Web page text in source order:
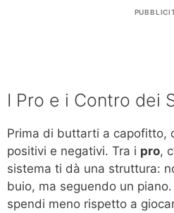
I Pro e i Contro dei
Prima di buttarti a capofitto,
positivi e negativi. Tra i pro,
sistema ti dà una struttura:
buio, ma seguendo un
spendi meno rispetto a